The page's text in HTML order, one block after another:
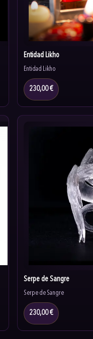
Entidad Likho
Entidad Likho
230,00 €
Serpe de Sangre
Serpe de Sangre
230,00 €